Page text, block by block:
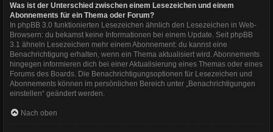
Was ist der Unterschied zwischen einem Lesezeichen und einem
Abonnements für ein Thema oder Forum?
In phpBB 3.0 funktionierten Lesezeichen ähnlich den Lesezeichen in Web-
Browsern: du bekamst keine Informationen bei einem Update. Seit phpBB
3.1 ähneln Lesezeichen mehr einem Abonnement: du kannst eine
Benachrichtigung erhalten, wenn ein Thema aktualisiert wird. Abonnements
hingegen informieren dich bei einer Aktualisierung eines Themas oder eines
Forums des Boards. Die Benachrichtigungsoptionen für Lesezeichen und
Abonnements können im persönlichen Bereich unter „Benachrichtigungen
einstellen“ geändert werden.
Nach oben